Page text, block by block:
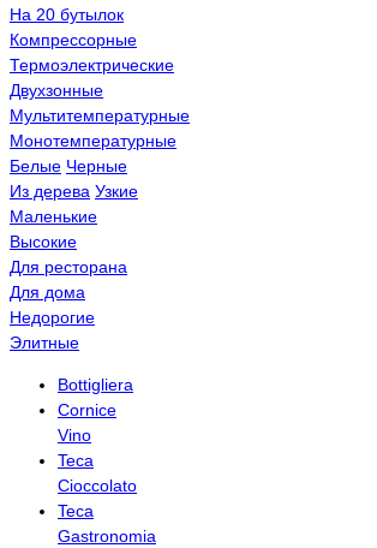
На 20 бутылок
Компрессорные
Термоэлектрические
Двухзонные
Мультитемпературные
Монотемпературные
Белые Черные
Из дерева Узкие
Маленькие
Высокие
Для ресторана
Для дома
Недорогие
Элитные
Bottigliera
Cornice
Vino
Teca
Cioccolato
Teca
Gastronomia